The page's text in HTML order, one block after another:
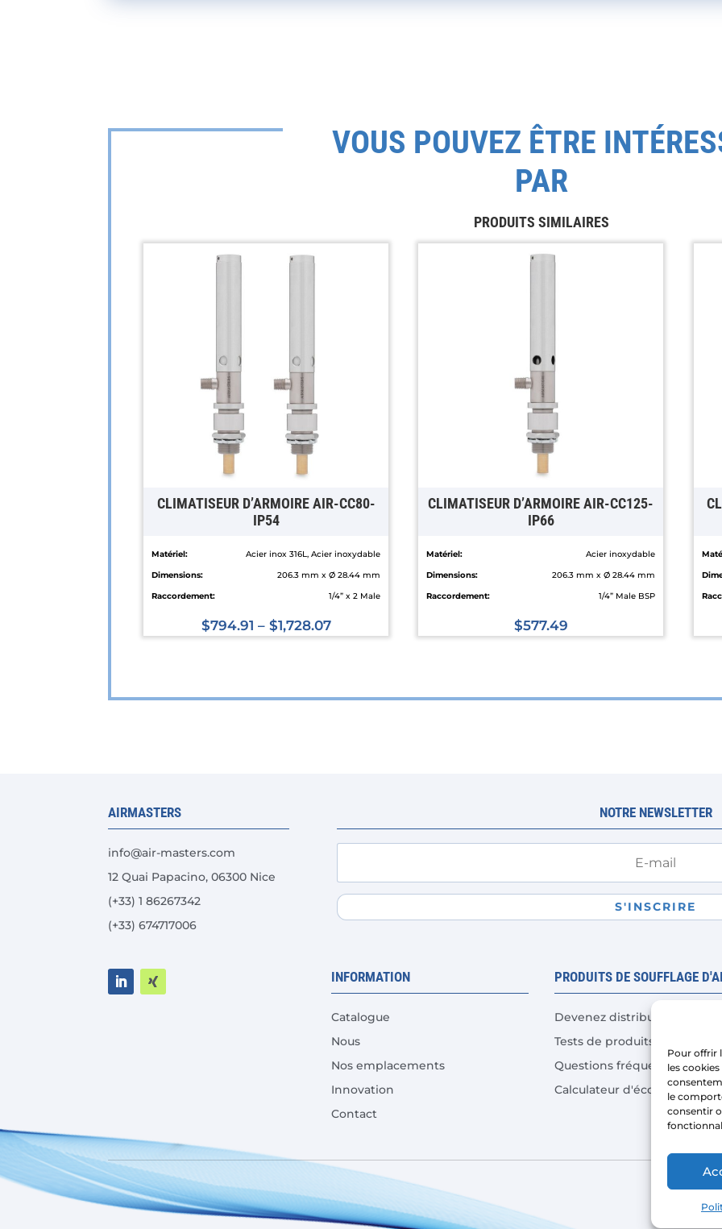
Pour offrir
les
le
consentir
VOUS POUVEZ ÊTRE
PAR
PRODUITS SIMILAIRES
CLIMATISEUR D’ARMOIRE AIR-CC80-
IP54
Matériel:
Acier inox 316L, Acier inoxydable
Dimensions:
206.3 mm x Ø 28.44 mm
Raccordement:
1/4” x 2 Male
$794.91 – $1,728.07
choisies
la
CLIMATISEUR D’ARMOIRE AIR-CC125-
IP66
Matériel:
Acier inoxydable
Dimensions:
206.3 mm x Ø 28.44 mm
Raccordement:
1/4” Male BSP
$577.49
choisies
page
du
AIRMASTERS
info@air-masters.com
12 Quai Papacino, 06300 Nice
(+33) 1 86267342
(+33) 674717006
NOTRE NEWSLETTER
S'INSCRIRE
INFORMATION
Catalogue
Nous
Nos emplacements
Innovation
Contact
PRODUITS DE SOUFFLAGE
Devenez distributeur
Tests de produits
Questions fréquentes
Calculateur d'économies de